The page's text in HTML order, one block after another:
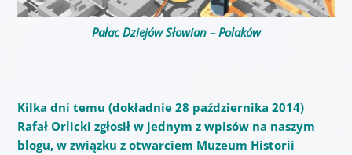
Pałac Dziejów Słowian – Polaków
Kilka dni temu (dokładnie 28 października 2014)
Rafał Orlicki zgłosił w jednym z wpisów na naszym
blogu, w związku z otwarciem Muzeum Historii